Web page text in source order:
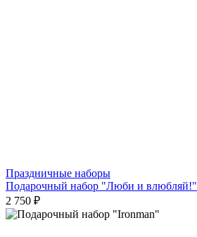
Праздничные наборы
Подарочный набор "Люби и влюбляй!"
2 750 ₽